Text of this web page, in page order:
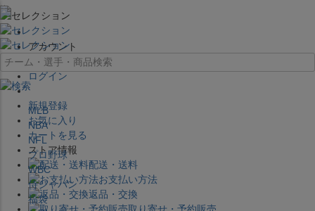
×
アカウント
ログイン
新規登録
お気に入り
カートを見る
ストア情報
配送・送料
お支払い方法
返品・交換
MLB
NBA
NFL
プロ野球
WBC
侍ジャパン
福袋